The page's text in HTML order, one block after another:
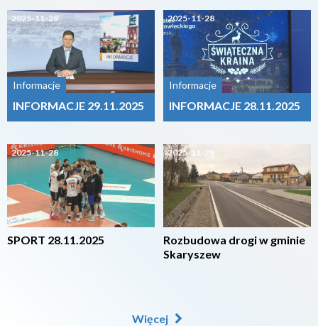
2025-11-29
Informacje
INFORMACJE 29.11.2025
2025-11-28
SPORT 28.11.2025
2025-11-28
Informacje
INFORMACJE 28.11.2025
2025-11-28
Rozbudowa drogi w gminie
Skaryszew
Więcej